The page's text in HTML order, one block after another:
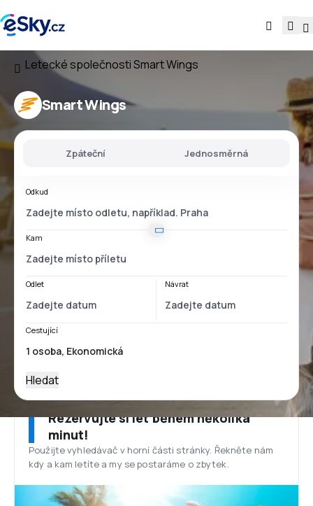
Letecké společnostiSmart Wings
Smart Wings
Zpáteční Jednosměrná
Odkud
Kam
Odlet Návrat
Cestující
Hledat
Rezervujte si let během několika
minut!
Použijte vyhledávač v horní části stránky. Řekněte nám
kdy a kam letíte a my se postaráme o zbytek.